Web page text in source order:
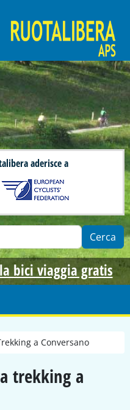
di ciclisti urbani
aderisce a
bici viaggia gratis
a Conversano
trekking a